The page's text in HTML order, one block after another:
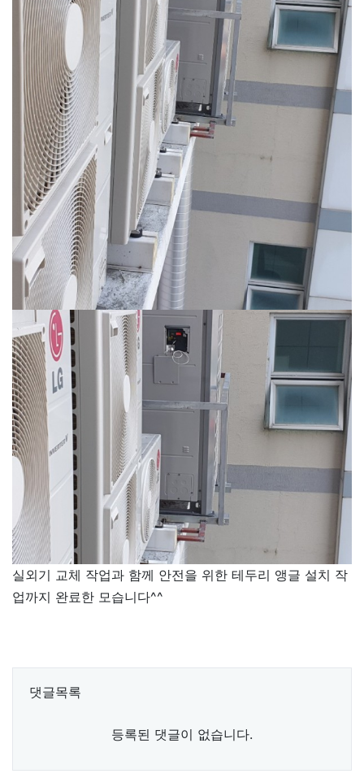
실외기 교체 작업과 함께 안전을 위한 테두리 앵글 설치 작
업까지 완료한 모습니다^^
댓글목록
등록된 댓글이 없습니다.